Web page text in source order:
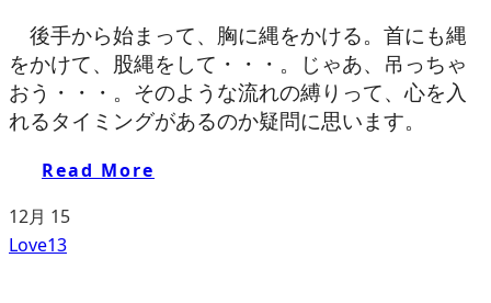
後手から始まって、胸に縄をかける。首にも縄
をかけて、股縄をして・・・。じゃあ、吊っちゃ
おう・・・。そのような流れの縛りって、心を入
れるタイミングがあるのか疑問に思います。
Read More
12月 15
Love13